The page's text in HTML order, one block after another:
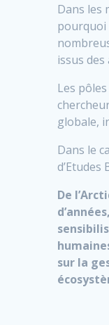
Dans les
pourquoi
issus
Les
globale,
Dans le
De
sur la